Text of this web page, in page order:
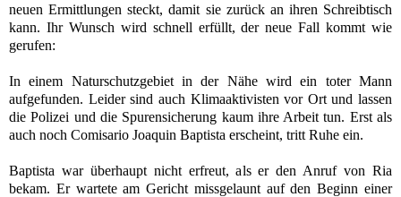
neuen Ermittlungen steckt, damit sie zurück an ihren Schreibtisch
kann. Ihr Wunsch wird schnell erfüllt, der neue Fall kommt wie
gerufen:
In einem Naturschutzgebiet in der Nähe wird ein toter Mann
aufgefunden. Leider sind auch Klimaaktivisten vor Ort und lassen
die Polizei und die Spurensicherung kaum ihre Arbeit tun. Erst als
auch noch Comisario Joaquin Baptista erscheint, tritt Ruhe ein.
Baptista war überhaupt nicht erfreut, als er den Anruf von Ria
bekam. Er wartete am Gericht missgelaunt auf den Beginn einer